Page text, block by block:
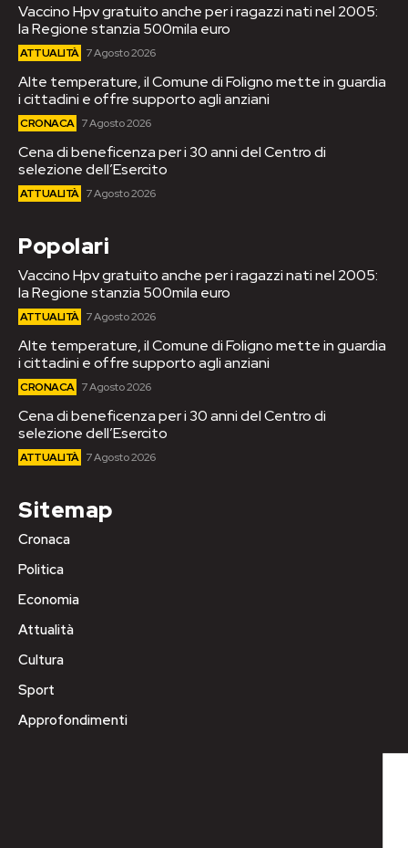
Vaccino Hpv gratuito anche per i ragazzi nati nel 2005:
la Regione stanzia 500mila euro
ATTUALITÀ 7 Agosto 2026
Alte temperature, il Comune di Foligno mette in guardia
i cittadini e offre supporto agli anziani
CRONACA 7 Agosto 2026
Cena di beneficenza per i 30 anni del Centro di
selezione dell’Esercito
ATTUALITÀ 7 Agosto 2026
Popolari
Vaccino Hpv gratuito anche per i ragazzi nati nel 2005:
la Regione stanzia 500mila euro
ATTUALITÀ 7 Agosto 2026
Alte temperature, il Comune di Foligno mette in guardia
i cittadini e offre supporto agli anziani
CRONACA 7 Agosto 2026
Cena di beneficenza per i 30 anni del Centro di
selezione dell’Esercito
ATTUALITÀ 7 Agosto 2026
Sitemap
Cronaca
Politica
Economia
Attualità
Cultura
Sport
Approfondimenti